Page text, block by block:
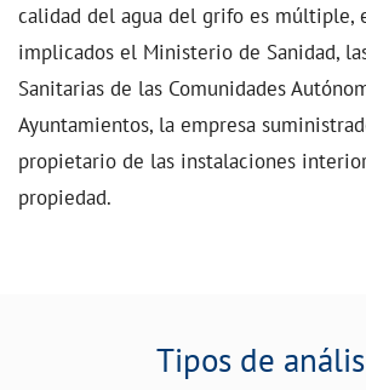
calidad del agua del grifo es múltiple,
implicados el Ministerio de Sanidad,
Sanitarias de las Comunidades
Ayuntamientos, la empresa
propietario de las instalaciones
propiedad.
Tipos de